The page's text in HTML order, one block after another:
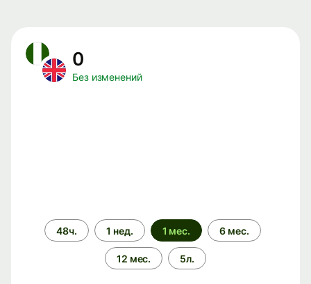
0
Без изменений
Период
времени
48ч. 1 нед. 1 мес. 6 мес.
12 мес. 5л.